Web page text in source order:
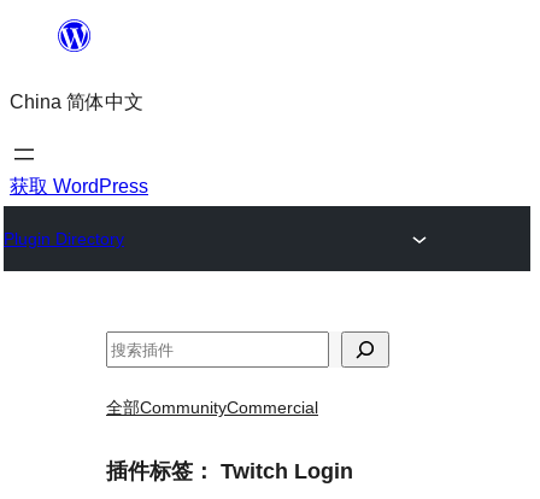
内
容
China 简体中文
获取 WordPress
Plugin Directory
搜
全部CommunityCommercial
插件标签： Twitch Login